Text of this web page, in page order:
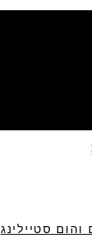
והום סטיילינג